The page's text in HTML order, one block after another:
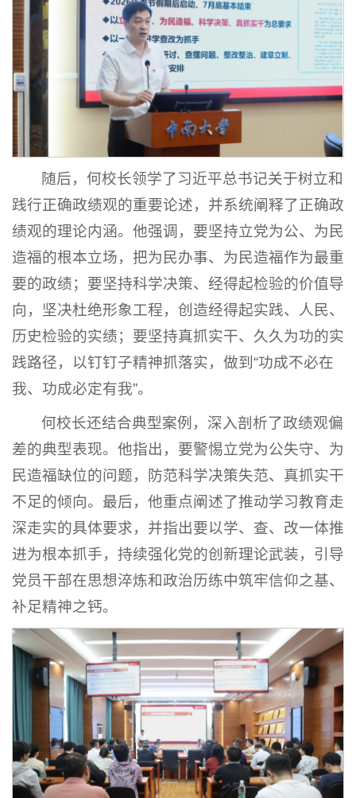
随后，何校长领学了习近平总书记关于树立和
践行正确政绩观的重要论述，并系统阐释了正确政
绩观的理论内涵。他强调，要坚持立党为公、为民
造福的根本立场，把为民办事、为民造福作为最重
要的政绩；要坚持科学决策、经得起检验的价值导
向，坚决杜绝形象工程，创造经得起实践、人民、
历史检验的实绩；要坚持真抓实干、久久为功的实
践路径，以钉钉子精神抓落实，做到“功成不必在
我、功成必定有我”。
何校长还结合典型案例，深入剖析了政绩观偏
差的典型表现。他指出，要警惕立党为公失守、为
民造福缺位的问题，防范科学决策失范、真抓实干
不足的倾向。最后，他重点阐述了推动学习教育走
深走实的具体要求，并指出要以学、查、改一体推
进为根本抓手，持续强化党的创新理论武装，引导
党员干部在思想淬炼和政治历练中筑牢信仰之基、
补足精神之钙。